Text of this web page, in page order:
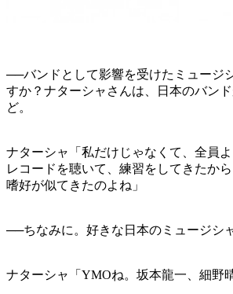
──バンドとして影響を受けたミュージ
すか？ナターシャさんは、日本のバン
ど。
ナターシャ「私だけじゃなくて、全員
レコードを聴いて、練習をしてきたか
嗜好が似てきたのよね」
──ちなみに。好きな日本のミュージシ
ナターシャ「YMOね。坂本龍一、細野